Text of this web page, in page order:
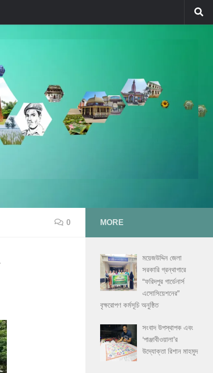
0 MORE
ময়েজউদ্দিন জেলা
সরকারি গ্রন্থাগারে
“ফরিদপুর গার্ডেনার্স
এসোসিয়েশনের”
বৃক্ষরোপণ কর্মসূচি অনুষ্ঠিত
সংবাদ উপস্থাপক এবং
‘পাঞ্জাবীওয়ালা’র
উদ্যোক্তা রিশান মাহমুদ